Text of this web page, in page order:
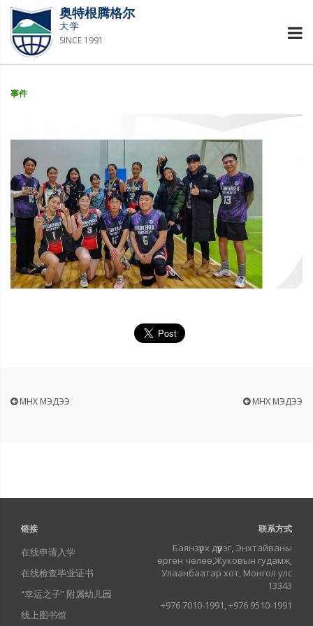
奥特根腾格尔
大学
SINCE 1991
事件
ӨМНӨХ МЭДЭЭ ӨМНӨХ МЭДЭЭ
链接
在线申请入学
在线检查毕业证书
“幸运之子” 附属幼儿园
线上图书馆
联系方式
Баянзүрх дүүрэг, Энхтайваны
өргөн чөлөө,Жуковын гудамж,
Улаанбаатар хот, Монгол улс
13343
+976 7010-1991, +976 9510-1991